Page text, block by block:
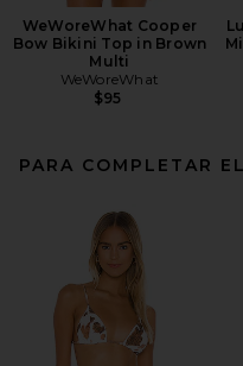
WeWoreWhat Cooper
Bow Bikini Top in Brown
Multi
WeWoreWhat
$95
PARA COMPLETAR